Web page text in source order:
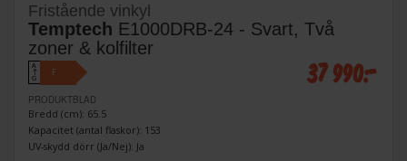
Fristående vinkyl
Temptech E1000DRB-24 - Svart, Två
zoner & kolfilter
A
↑
G
F
PRODUKTBLAD
Bredd (cm): 65.5
Kapacitet (antal flaskor): 153
UV-skydd dörr (Ja/Nej): Ja
37 990:-